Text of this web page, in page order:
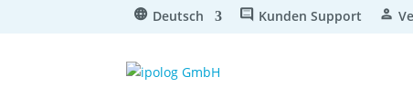
Deutsch Kunden Support